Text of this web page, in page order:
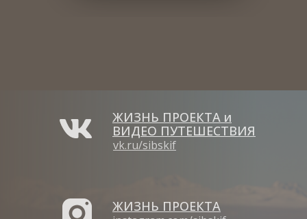
vk.ru/sibskif
ЖИЗНЬ ПРОЕКТА и
ВИДЕО ПУТЕШЕСТВИЯ
ЖИЗНЬ ПРОЕКТА